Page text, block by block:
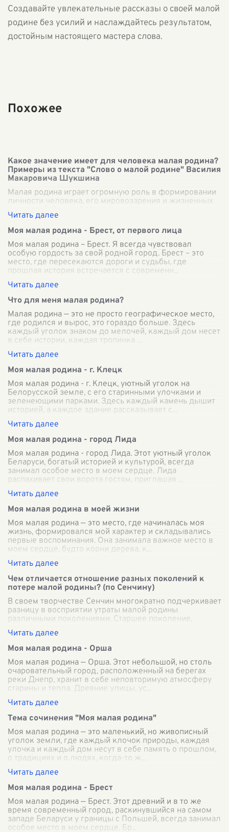
Создавайте увлекательные рассказы о своей малой
родине без усилий и наслаждайтесь результатом,
достойным настоящего мастера слова.
Похожее
Какое значение имеет для человека малая родина?
Примеры из текста "Слово о малой родине" Василия
Макаровича Шукшина
Малая родина играет огромную роль в формировании
личности человека, его мировоззрения и жизненных
ценностей. Василий Макарович Шукшин в своём
тексте "Слово о малой родине" глубоко
Моя малая родина - Брест, от первого лица
Моя малая родина – Брест. Я всегда чувствовал
особую гордость за свой родной город. Брест – это
место, где пересекаются дороги и судьбы, где
прошлая история встречается с современн
Что для меня малая родина?
Малая родина — это не просто географическое место,
где родился и вырос, это гораздо больше. Здесь
каждый уголок знаком до мелочей, каждый дом несет
в себе истории, каждая тропинка
Моя малая родина - г. Клецк
Моя малая родина - г. Клецк, уютный уголок на
Белорусской земле, с его старинными улочками и
зеленеющими парками. Здесь каждый камень дышит
историей, а каждое здание рассказывает с
Моя малая родина - город Лида
Моя малая родина - город Лида. Этот уютный уголок
Беларуси, богатый историей и культурой, всегда
занимал особое место в моем сердце. Лида
распахивает свои ворота гостям, приглашая
Моя малая родина в моей жизни
Моя малая родина — это место, где начиналась моя
жизнь, формировался мой характер и складывались
первые воспоминания. Она занимала важное место в
моем сердце, будто корни дерева, к
Чем отличается отношение разных поколений к
потере малой родины? (по Сенчину)
В своем творчестве Сенчин многократно подчеркивает
разницу в восприятии утраты малой родины
различными поколениями. Старшее поколение,
рождённое и выросшее в малых городах или дере
Моя малая родина - Орша
Моя малая родина — Орша. Этот небольшой, но столь
очаровательный город, расположенный на берегах
реки Днепр, хранит в себе неповторимую атмосферу
старины и тепла. Древние улицы, ус
Тема сочинения "Моя малая родина"
Моя малая родина — это маленький, но живописный
уголок земли, где каждый клочок природы, каждая
улочка и каждый дом несут в себе память о прошлом,
о традициях и о людях, когда-то ж
Моя малая родина - Брест
Моя малая родина — Брест. Этот древний и в то же
время современный город, раскинувшийся на самом
западе Беларуси у границы с Польшей, всегда занимал
особое место в моем сердце. Бр